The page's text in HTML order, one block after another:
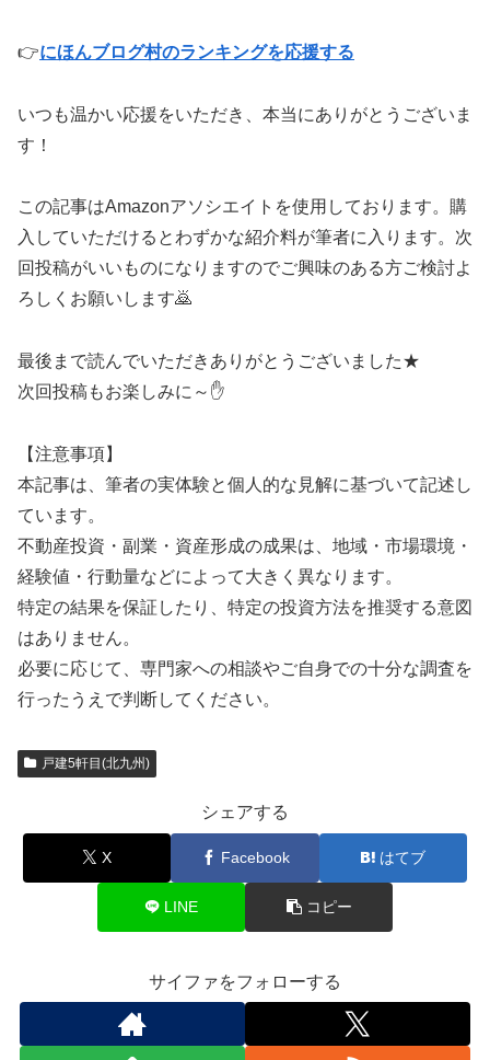
👉にほんブログ村のランキングを応援する
いつも温かい応援をいただき、本当にありがとうございま
す！
この記事はAmazonアソシエイトを使用しております。購
入していただけるとわずかな紹介料が筆者に入ります。次
回投稿がいいものになりますのでご興味のある方ご検討よ
ろしくお願いします🙇
最後まで読んでいただきありがとうございました★
次回投稿もお楽しみに～✋
【注意事項】
本記事は、筆者の実体験と個人的な見解に基づいて記述し
ています。
不動産投資・副業・資産形成の成果は、地域・市場環境・
経験値・行動量などによって大きく異なります。
特定の結果を保証したり、特定の投資方法を推奨する意図
はありません。
必要に応じて、専門家への相談やご自身での十分な調査を
行ったうえで判断してください。
戸建5軒目(北九州)
シェアする
X Facebook はてブ
LINE コピー
サイファをフォローする